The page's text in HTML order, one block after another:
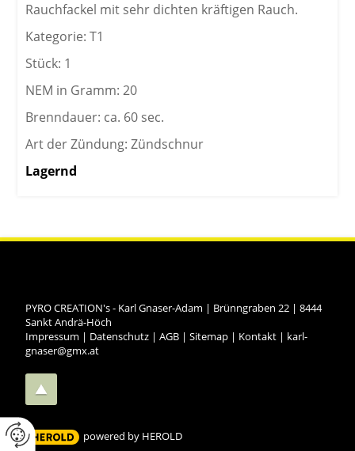
Rauchfackel mit sehr dichten kräftigen Rauch.
Kategorie: T1
Stück: 1
NEM in Gramm: 20
Brenndauer: ca. 60 sec.
Art der Zündung: Zündschnur
Lagernd
PYRO CREATION's - Karl Gnaser-Adam | Brünngraben 22 |8444
Sankt Andrä-Höch
Impressum | Datenschutz |AGB |Sitemap | Kontakt | karl-
gnaser@gmx.at
powered by HEROLD